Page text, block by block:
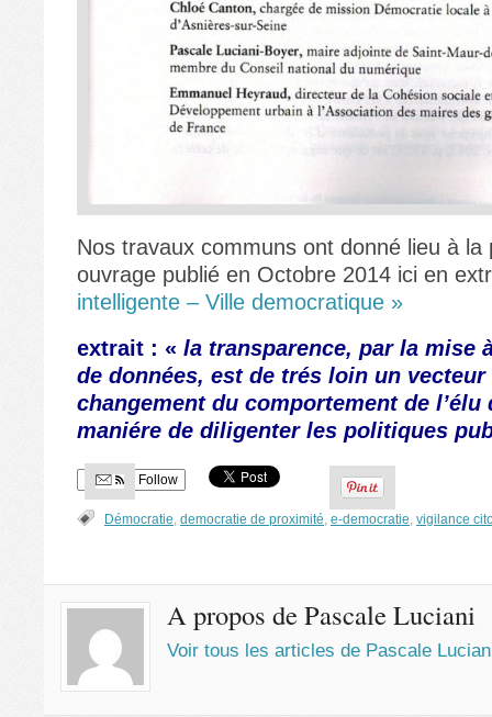
Nos travaux communs ont donné lieu à la
ouvrage publié en Octobre 2014 ici en
intelligente – Ville democratique »
extrait : « la transparence, par la mise
de données, est de trés loin un vecteur
changement du comportement de l’élu
maniére de diligenter les politiques
Follow
Démocratie democratie de proximité e-democratie vigilance
A propos de Pascale Luciani
Voir tous les articles de Pascale